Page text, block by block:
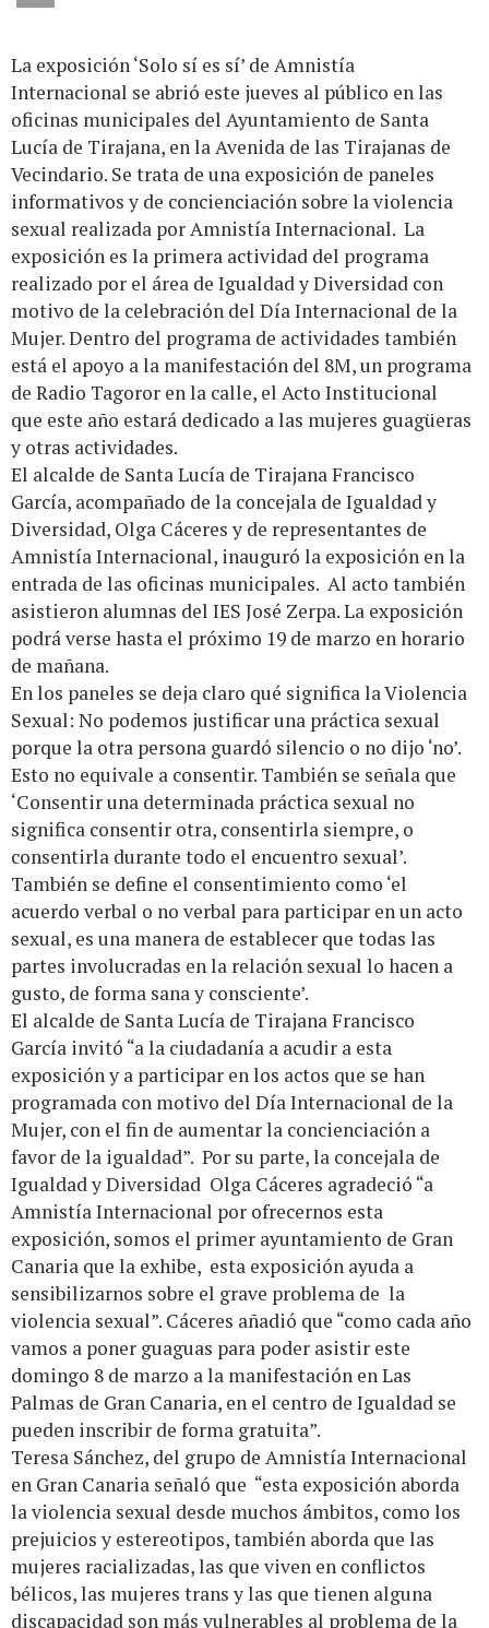
La exposición ‘Solo sí es sí’ de Amnistía
Internacional se abrió este jueves al público en las
oficinas municipales del Ayuntamiento de Santa
Lucía de Tirajana, en la Avenida de las Tirajanas de
Vecindario. Se trata de una exposición de paneles
informativos y de concienciación sobre la violencia
sexual realizada por Amnistía Internacional. La
exposición es la primera actividad del programa
realizado por el área de Igualdad y Diversidad con
motivo de la celebración del Día Internacional de la
Mujer. Dentro del programa de actividades también
está el apoyo a la manifestación del 8M, un programa
de Radio Tagoror en la calle, el Acto Institucional
que este año estará dedicado a las mujeres guagüeras
y otras actividades.
El alcalde de Santa Lucía de Tirajana Francisco
García, acompañado de la concejala de Igualdad y
Diversidad, Olga Cáceres y de representantes de
Amnistía Internacional, inauguró la exposición en la
entrada de las oficinas municipales. Al acto también
asistieron alumnas del IES José Zerpa. La exposición
podrá verse hasta el próximo 19 de marzo en horario
de mañana.
En los paneles se deja claro qué significa la Violencia
Sexual: No podemos justificar una práctica sexual
porque la otra persona guardó silencio o no dijo ‘no’.
Esto no equivale a consentir. También se señala que
‘Consentir una determinada práctica sexual no
significa consentir otra, consentirla siempre, o
consentirla durante todo el encuentro sexual’.
También se define el consentimiento como ‘el
acuerdo verbal o no verbal para participar en un acto
sexual, es una manera de establecer que todas las
partes involucradas en la relación sexual lo hacen a
gusto, de forma sana y consciente’.
El alcalde de Santa Lucía de Tirajana Francisco
García invitó “a la ciudadanía a acudir a esta
exposición y a participar en los actos que se han
programada con motivo del Día Internacional de la
Mujer, con el fin de aumentar la concienciación a
favor de la igualdad”. Por su parte, la concejala de
Igualdad y Diversidad Olga Cáceres agradeció “a
Amnistía Internacional por ofrecernos esta
exposición, somos el primer ayuntamiento de Gran
Canaria que la exhibe, esta exposición ayuda a
sensibilizarnos sobre el grave problema de la
violencia sexual”. Cáceres añadió que “como cada año
vamos a poner guaguas para poder asistir este
domingo 8 de marzo a la manifestación en Las
Palmas de Gran Canaria, en el centro de Igualdad se
pueden inscribir de forma gratuita”.
Teresa Sánchez, del grupo de Amnistía Internacional
en Gran Canaria señaló que “esta exposición aborda
la violencia sexual desde muchos ámbitos, como los
prejuicios y estereotipos, también aborda que las
mujeres racializadas, las que viven en conflictos
bélicos, las mujeres trans y las que tienen alguna
discapacidad son más vulnerables al problema de la